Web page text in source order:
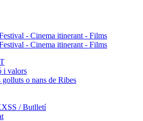
i valors
o nans de Ribes
/ Butlletí